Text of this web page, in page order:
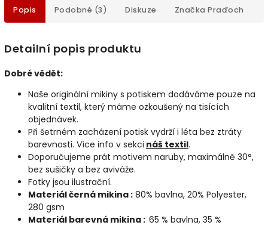
Popis Podobné (3) Diskuze Značka Praďoch
Detailní popis produktu
Dobré vědět:
Naše originální mikiny s potiskem dodáváme pouze na
kvalitní textil, který máme ozkoušený na tisících
objednávek.
Při šetrném zacházení potisk vydrží i léta bez ztráty
barevnosti. Více info v sekci náš textil.
Doporučujeme prát motivem naruby, maximálně 30°,
bez sušičky a bez aviváže.
Fotky jsou ilustrační.
Materiál černá mikina : 80% bavlna, 20% Polyester,
280 gsm
Materiál barevná mikina : 65 % bavlna, 35 %